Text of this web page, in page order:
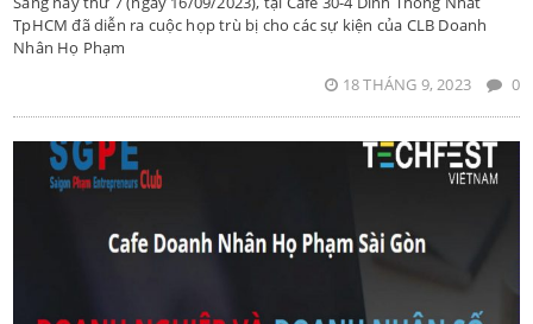
TpHCM đã diễn ra cuộc họp trù bị cho các sự kiện của CLB Doanh
Nhân Họ Phạm
18 THÁNG 9, 2023
0